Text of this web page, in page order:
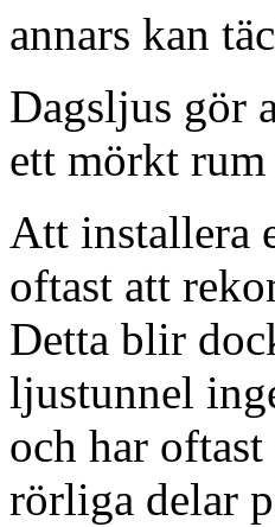
annars kan
Dagsljus gör
ett mörkt rum
Att installera
oftast att
Detta blir
ljustunnel
och har
rörliga delar